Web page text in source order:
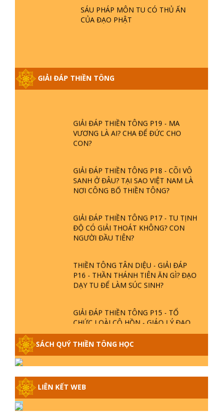
SÁU PHÁP MÔN TU CÓ THỦ ẤN
CỦA ĐẠO PHẬT
GIẢI ĐÁP THIỀN TÔNG
GIẢI ĐÁP VỀ LỄ TIỄN THIỀN TÔNG SƯ
GIẢI ĐÁP THIỀN TÔNG ĐẶC BIỆT
PHẦN 20 - BÁC NGUYỄN NHÂN LÀ AI?
GIẢI ĐÁP THIỀN TÔNG P19 - MA
VƯƠNG LÀ AI? CHA ĐỂ ĐỨC CHO
CON?
GIẢI ĐÁP THIỀN TÔNG P18 - CÕI VÔ
SANH Ở ĐÂU? TẠI SAO VIỆT NAM LÀ
NƠI CÔNG BỐ THIỀN TÔNG?
GIẢI ĐÁP THIỀN TÔNG P17 - TU TỊNH
ĐỘ CÓ GIẢI THOÁT KHÔNG? CON
NGƯỜI ĐẦU TIÊN?
THIỀN TÔNG TÂN DIỆU - GIẢI ĐÁP
P16 - THẦN THÁNH TIÊN ĂN GÌ? ĐẠO
DẠY TU ĐỂ LÀM SÚC SINH?
GIẢI ĐÁP THIỀN TÔNG P15 - TỔ
CHỨC LOÀI CÔ HỒN - GIÁO LÝ ĐẠO
GIẢI ĐÁP THIỀN TÔNG ĐẶC BIỆT -
P14 - NGUỒN GỐC ÂM LỊCH DƯƠNG
LỊCH - TẦNG BÌNH LƯU LỚN ĐẾN
ĐÂU
SÁCH QUÝ THIỀN TÔNG HỌC
LIÊN KẾT WEB